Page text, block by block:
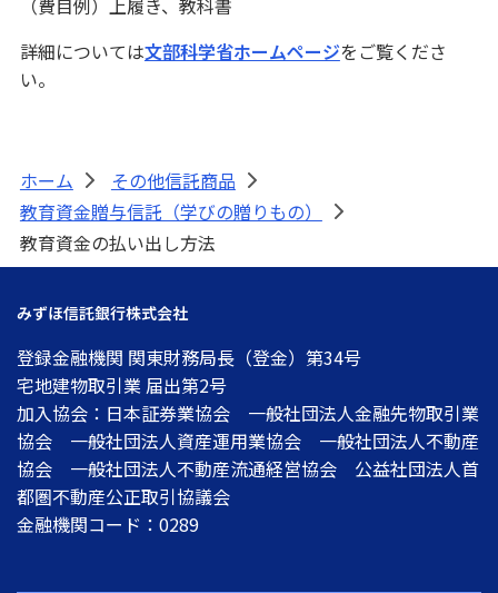
ATM・店舗
みずほ信託銀行について
（費目例）上履き、教科書
詳細については文部科学省ホームページをご覧くださ
い。
ホーム > その他信託商品
>
教育資金贈与信託（学びの贈りもの）
>
教育資金の払い出し方法
みずほ信託銀行株式会社
登録金融機関 関東財務局長（登金）第34号
宅地建物取引業 届出第2号
加入協会：日本証券業協会 一般社団法人金融先物取引業
協会 一般社団法人資産運用業協会 一般社団法人不動産
協会 一般社団法人不動産流通経営協会 公益社団法人首
都圏不動産公正取引協議会
金融機関コード：0289